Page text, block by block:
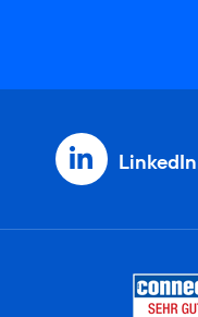
LinkedIn